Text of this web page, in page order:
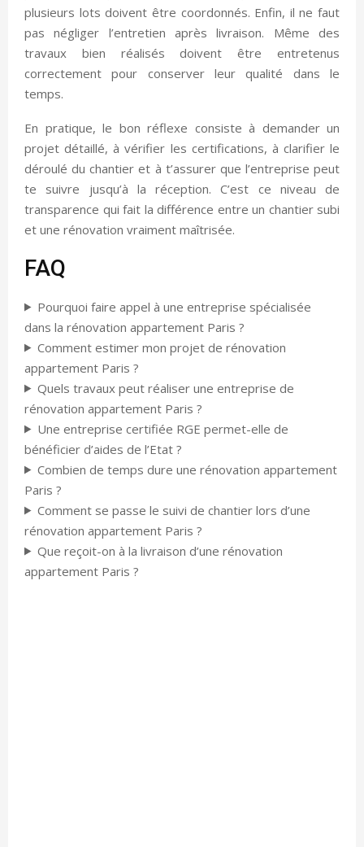
plusieurs lots doivent être coordonnés. Enfin, il ne faut
pas négliger l’entretien après livraison. Même des
travaux bien réalisés doivent être entretenus
correctement pour conserver leur qualité dans le
temps.
En pratique, le bon réflexe consiste à demander un
projet détaillé, à vérifier les certifications, à clarifier le
déroulé du chantier et à t’assurer que l’entreprise peut
te suivre jusqu’à la réception. C’est ce niveau de
transparence qui fait la différence entre un chantier subi
et une rénovation vraiment maîtrisée.
FAQ
Pourquoi faire appel à une entreprise spécialisée
dans la rénovation appartement Paris ?
Comment estimer mon projet de rénovation
appartement Paris ?
Quels travaux peut réaliser une entreprise de
rénovation appartement Paris ?
Une entreprise certifiée RGE permet-elle de
bénéficier d’aides de l’Etat ?
Combien de temps dure une rénovation appartement
Paris ?
Comment se passe le suivi de chantier lors d’une
rénovation appartement Paris ?
Que reçoit-on à la livraison d’une rénovation
appartement Paris ?